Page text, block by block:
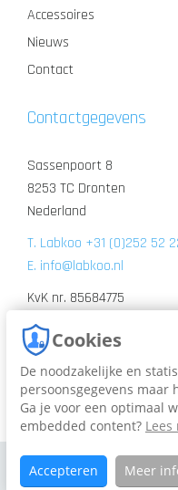
Accessoires
Nieuws
Contact
Contactgegevens
Sassenpoort 8
8253 TC Dronten
Nederland
T. Labkoo +31 (0)252 52
E. info@labkoo.nl
KvK nr. 85684775
BTW nr. BTW
Cookies
De noodzakelijke en
persoonsgegevens maar
Ga je voor een optimaal
embedded content? Lees
Accepteren Meer